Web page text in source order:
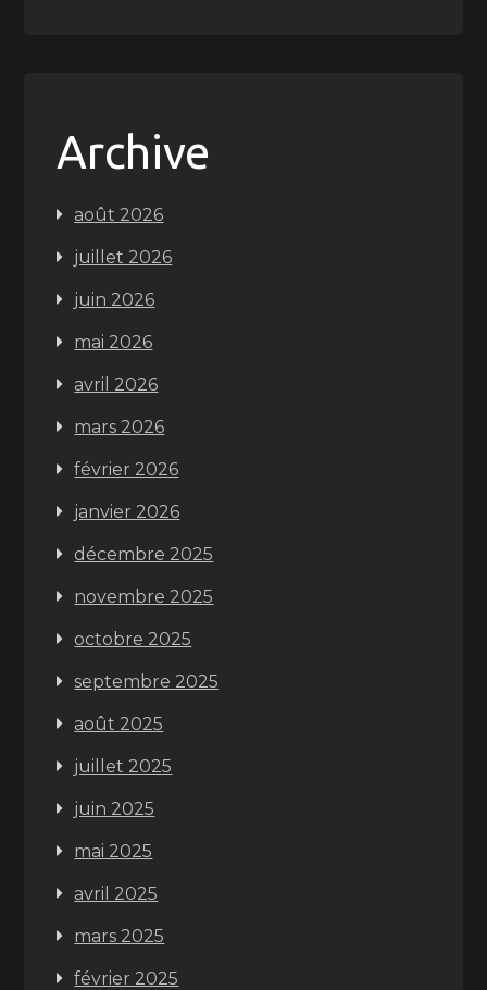
Archive
août 2026
juillet 2026
juin 2026
mai 2026
avril 2026
mars 2026
février 2026
janvier 2026
décembre 2025
novembre 2025
octobre 2025
septembre 2025
août 2025
juillet 2025
juin 2025
mai 2025
avril 2025
mars 2025
février 2025